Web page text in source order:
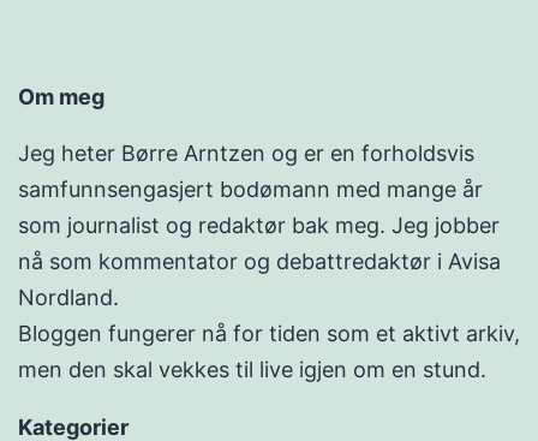
Om meg
Jeg heter Børre Arntzen og er en forholdsvis
samfunnsengasjert bodømann med mange år
som journalist og redaktør bak meg. Jeg jobber
nå som kommentator og debattredaktør i Avisa
Nordland.
Bloggen fungerer nå for tiden som et aktivt arkiv,
men den skal vekkes til live igjen om en stund.
Kategorier